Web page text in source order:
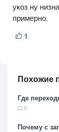
укоз ну
примерно.
1
Похожие
Где
6
Почему с